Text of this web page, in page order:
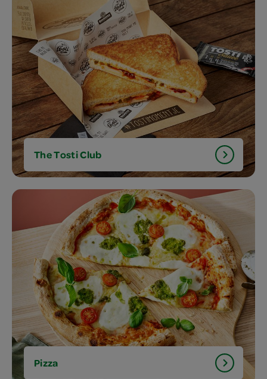
The Tosti Club
Pizza